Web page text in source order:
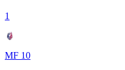
1
MF 10